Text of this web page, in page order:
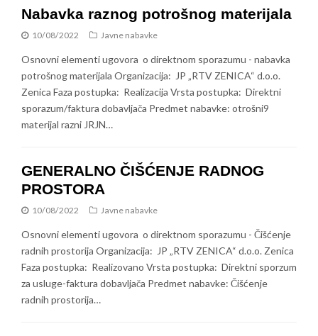
Nabavka raznog potrošnog materijala
10/08/2022 Javne nabavke
Osnovni elementi ugovora o direktnom sporazumu - nabavka
potrošnog materijala Organizacija: JP „RTV ZENICA“ d.o.o.
Zenica Faza postupka: Realizacija Vrsta postupka: Direktni
sporazum/faktura dobavljača Predmet nabavke: otrošni9
materijal razni JRJN…
GENERALNO ČIŠĆENJE RADNOG
PROSTORA
10/08/2022 Javne nabavke
Osnovni elementi ugovora o direktnom sporazumu - Čišćenje
radnih prostorija Organizacija: JP „RTV ZENICA“ d.o.o. Zenica
Faza postupka: Realizovano Vrsta postupka: Direktni sporzum
za usluge-faktura dobavljača Predmet nabavke: Čišćenje
radnih prostorija…